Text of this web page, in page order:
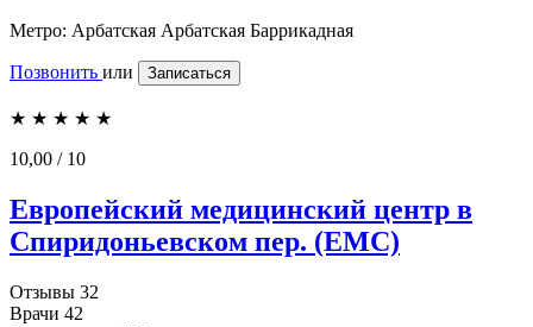
Метро: Арбатская Арбатская Баррикадная
Позвонить или Записаться
★ ★ ★ ★ ★
10,00 / 10
Европейский медицинский центр в
Спиридоньевском пер. (ЕМС)
Отзывы 32
Врачи 42